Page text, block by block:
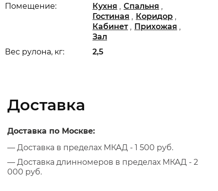
Вес рулона, кг: 2,5
Помещение: Кухня , Спальня ,
Гостиная , Коридор ,
Кабинет , Прихожая ,
Зал
Доставка
Доставка по Москве:
— Доставка в пределах МКАД - 1 500 руб.
— Доставка длинномеров в пределах МКАД - 2
000 руб.